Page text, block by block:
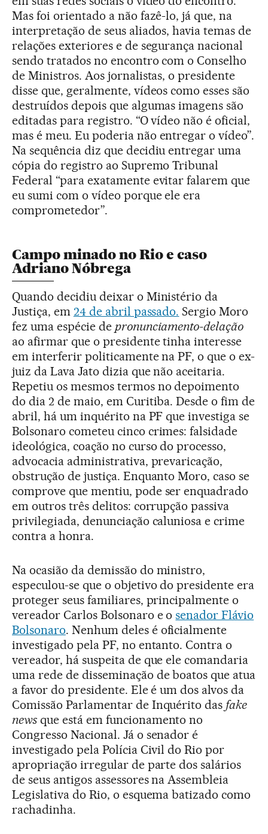
Mas foi orientado a não fazê-lo, já que, na
interpretação de seus aliados, havia temas de
relações exteriores e de segurança nacional
sendo tratados no encontro com o Conselho
de Ministros. Aos jornalistas, o presidente
disse que, geralmente, vídeos como esses são
destruídos depois que algumas imagens são
editadas para registro. “O vídeo não é oficial,
mas é meu. Eu poderia não entregar o vídeo”.
Na sequência diz que decidiu entregar uma
cópia do registro ao Supremo Tribunal
Federal “para exatamente evitar falarem que
eu sumi com o vídeo porque ele era
comprometedor”.
Campo minado no Rio e caso
Adriano Nóbrega
Quando decidiu deixar o Ministério da
Justiça, em 24 de abril passado. Sergio Moro
fez uma espécie de pronunciamento-delação
ao afirmar que o presidente tinha interesse
em interferir politicamente na PF, o que o ex-
juiz da Lava Jato dizia que não aceitaria.
Repetiu os mesmos termos no depoimento
do dia 2 de maio, em Curitiba. Desde o fim de
abril, há um inquérito na PF que investiga se
Bolsonaro cometeu cinco crimes: falsidade
ideológica, coação no curso do processo,
advocacia administrativa, prevaricação,
obstrução de justiça. Enquanto Moro, caso se
comprove que mentiu, pode ser enquadrado
em outros três delitos: corrupção passiva
privilegiada, denunciação caluniosa e crime
contra a honra.
Na ocasião da demissão do ministro,
especulou-se que o objetivo do presidente era
proteger seus familiares, principalmente o
vereador Carlos Bolsonaro e osenador Flávio
Bolsonaro. Nenhum deles é oficialmente
investigado pela PF, no entanto. Contra o
vereador, há suspeita de que ele comandaria
uma rede de disseminação de boatos que atua
a favor do presidente. Ele é um dos alvos da
Comissão Parlamentar de Inquérito das fake
newsque está em funcionamento no
Congresso Nacional. Já o senador é
investigado pela Polícia Civil do Rio por
apropriação irregular de parte dos salários
de seus antigos assessores na Assembleia
Legislativa do Rio, o esquema batizado como
rachadinha.